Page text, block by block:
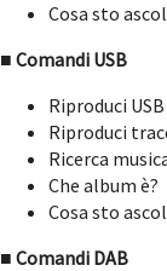
Cosa sto
■ Comandi USB
Riproduci USB
Riproduci
Ricerca
Che album è?
Cosa sto
■ Comandi DAB